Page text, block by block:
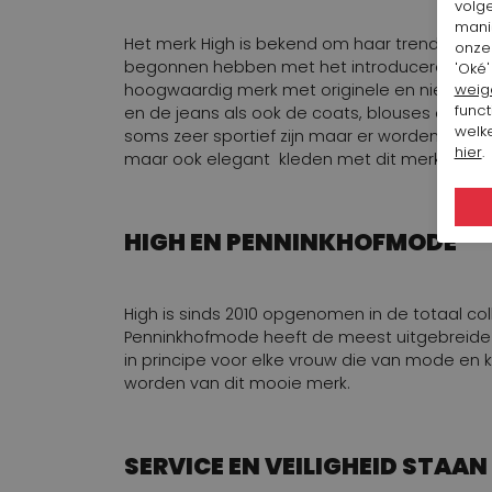
Het merk High is bekend om haar trendy en
begonnen hebben met het introduceren
hoogwaardig merk met originele en nieuwe
en de jeans als ook de coats, blouses en
soms zeer sportief zijn maar er worden ook
maar ook elegant kleden met dit merk.
HIGH EN PENNINKHOFMODE
High is sinds 2010 opgenomen in de totaal
Penninkhofmode heeft de meest uitgebreide
in principe voor elke vrouw die van mode en
worden van dit mooie merk.
SERVICE EN VEILIGHEID
hier.